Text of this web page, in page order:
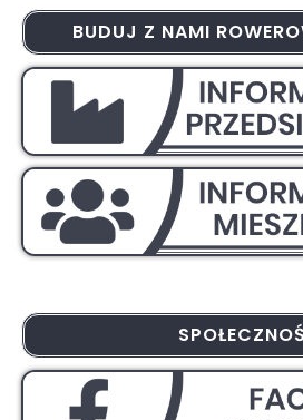
BUDUJ Z NAMI